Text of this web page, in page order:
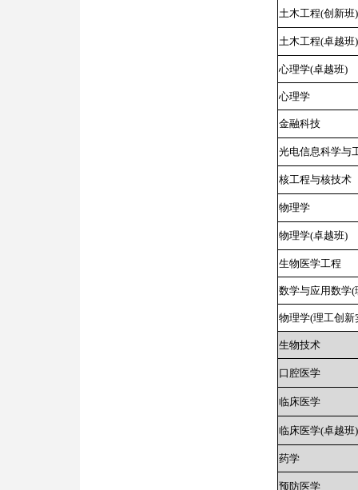
土木工程(创新班)
土木工程(卓越班)
心理学(卓越班)
心理学
金融科技
光电信息科学与
核工程与核技术
物理学
物理学(卓越班)
生物医学工程
数学与应用数学
物理学(理工创新
生物技术
口腔医学
临床医学
临床医学(卓越班)
药学
预防医学